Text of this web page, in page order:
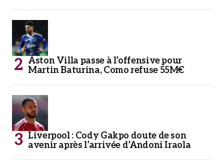
Aston Villa passe à l’offensive pour
Martin Baturina, Como refuse 55M€
Liverpool : Cody Gakpo doute de son
avenir après l’arrivée d’Andoni Iraola